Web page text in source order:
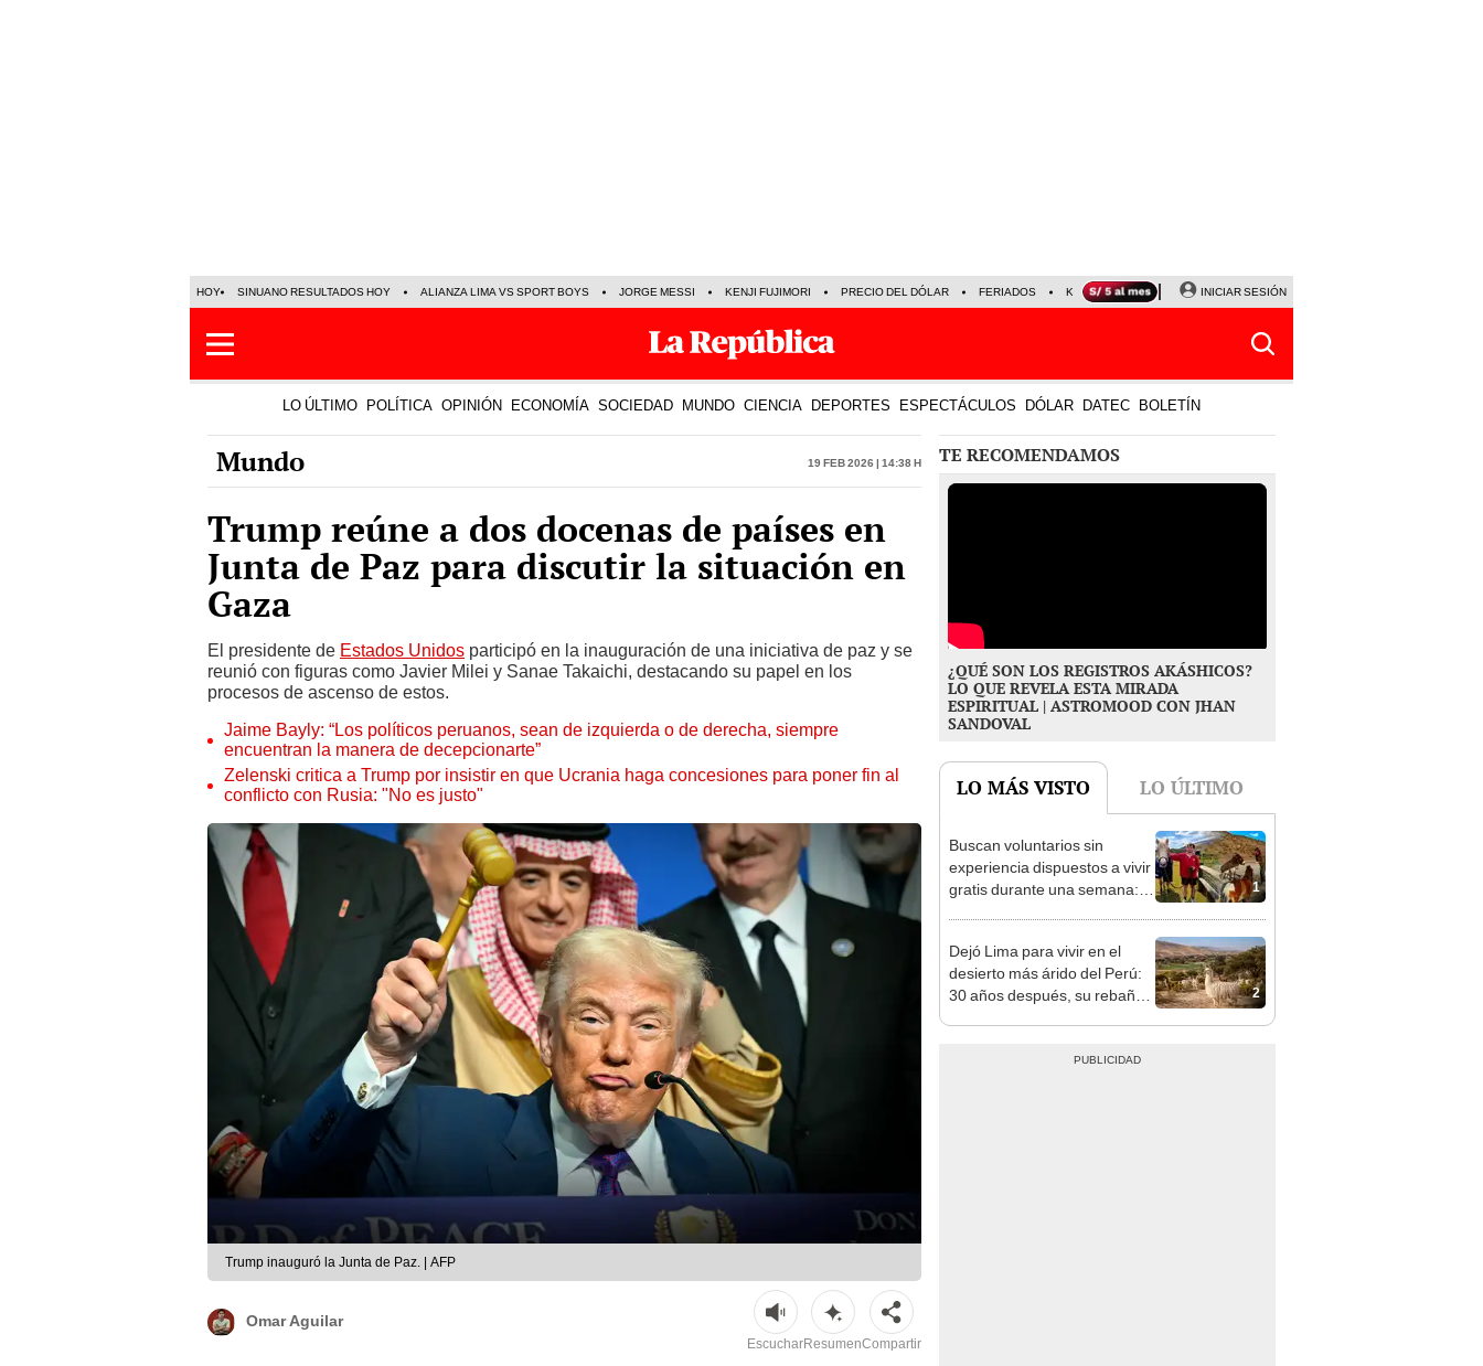
HOY SINUANO RESULTADOS HOY ALIANZA LIMA VS SPORT BOYS JORGE MESSI KENJI FUJIMORI PRECIO DEL DÓLAR FERIADOS KEIKO FUJIMORI NALDY SALDAÑA
INICIAR SESIÓN
LO ÚLTIMO POLÍTICA OPINIÓN ECONOMÍA SOCIEDAD MUNDO CIENCIA DEPORTES ESPECTÁCULOS DÓLAR DATEC BOLETÍN
Mundo 19 Feb 2026 | 14:38 h
Trump reúne a dos docenas de países en
Junta de Paz para discutir la situación en
Gaza
El presidente de Estados Unidos participó en la inauguración de una iniciativa de paz y se
reunió con figuras como Javier Milei y Sanae Takaichi, destacando su papel en los
procesos de ascenso de estos.
Jaime Bayly: “Los políticos peruanos, sean de izquierda o de derecha, siempre
encuentran la manera de decepcionarte”
Zelenski critica a Trump por insistir en que Ucrania haga concesiones para poner fin al
conflicto con Rusia: "No es justo"
Trump inauguró la Junta de Paz. | AFP
Omar Aguilar
EscucharResumenCompartir
TE RECOMENDAMOS
¿QUÉ SON LOS REGISTROS AKÁSHICOS?
LO QUE REVELA ESTA MIRADA
ESPIRITUAL | ASTROMOOD CON JHAN
SANDOVAL
LO MÁS VISTO LO ÚLTIMO
1
Buscan voluntarios sin
experiencia dispuestos a vivir
gratis durante una semana:
un refugio por 2 horas
2
Dejó Lima para vivir en el
desierto más árido del Perú:
30 años después, su rebaño